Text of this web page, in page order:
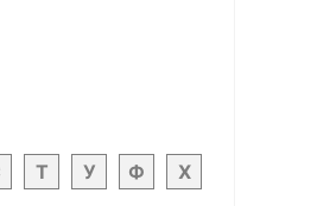
Т У Ф Х